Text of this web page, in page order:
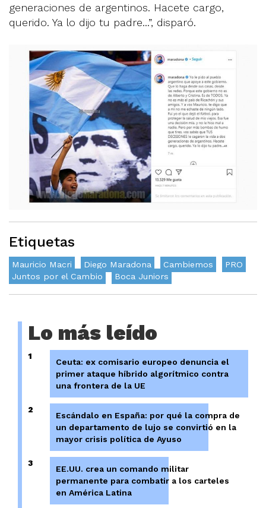
generaciones de argentinos. Hacete cargo,
querido. Ya lo dijo tu padre...”, disparó.
Etiquetas
Mauricio Macri Diego Maradona Cambiemos
PRO
Juntos por el Cambio
Boca Juniors
Lo más leído
1
Ceuta: ex comisario europeo denuncia el
primer ataque híbrido algorítmico contra
una frontera de la UE
2
Escándalo en España: por qué la compra de
un departamento de lujo se convirtió en la
mayor crisis política de Ayuso
3
EE.UU. crea un comando militar
permanente para combatir a los carteles
en América Latina